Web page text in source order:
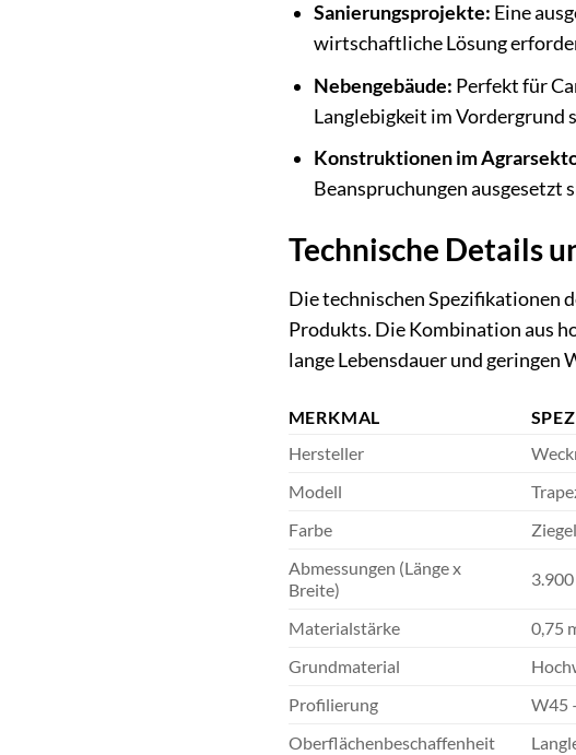
Sanierungsprojekte: Eine
wirtschaftliche Lösung
Nebengebäude: Perfekt für
Langlebigkeit im Vordergrund
Konstruktionen im
Beanspruchungen ausgesetzt
Technische Details
Die technischen Spezifikationen
Produkts. Die Kombination aus
lange Lebensdauer und geringen
MERKMAL
Hersteller
Modell
Farbe
Abmessungen (Länge x
Breite)
Materialstärke
0,75
Grundmaterial
Profilierung
W45
Oberflächenbeschaffenheit